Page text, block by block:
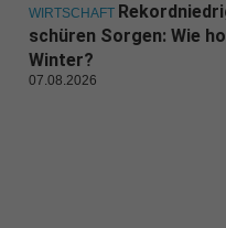
WIRTSCHAFT
schüren Sorgen: Wie
Winter?
07.08.2026